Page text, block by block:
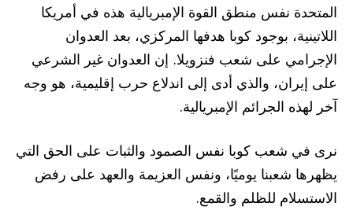
المتحدة نفس منطق القوة الإمبريالية هذه في أمريكا
اللاتينية، بوجود كوبا هدفها المركزي، بعد العدوان
الإجرامي على شعب فنزويلا. إن العدوان غير الشرعي
على إيران، والذي أدى إلى اندلاع حرب إقليمية، هو وجه
آخر لهذه الجرائم الإمبريالية.
نرى في شعب كوبا نفس الصمود والثبات على الحق التي
يظهرها شعبنا يوميًا، ونفس العزيمة والعهد على رفض
الاستسلام للظلم والقمع.